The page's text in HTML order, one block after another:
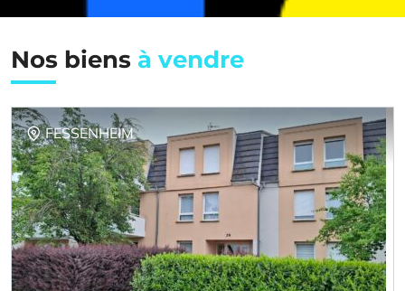
Nos biens à vendre
FESSENHEIM